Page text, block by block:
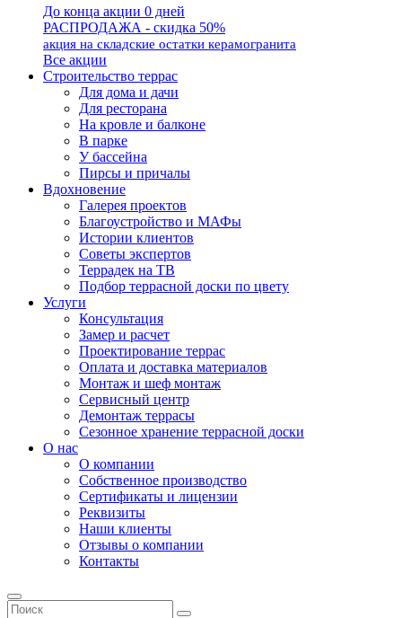
До конца акции 0 дней
РАСПРОДАЖА - скидка 50%
акция на складские остатки керамогранита
Все акции
Строительство террас
Для дома и дачи
Для ресторана
На кровле и балконе
В парке
У бассейна
Пирсы и причалы
Вдохновение
Галерея проектов
Благоустройство и МАФы
Истории клиентов
Советы экспертов
Террадек на ТВ
Подбор террасной доски по цвету
Услуги
Консультация
Замер и расчет
Проектирование террас
Оплата и доставка материалов
Монтаж и шеф монтаж
Сервисный центр
Демонтаж террасы
Сезонное хранение террасной доски
О нас
О компании
Собственное производство
Сертификаты и лицензии
Реквизиты
Наши клиенты
Отзывы о компании
Контакты